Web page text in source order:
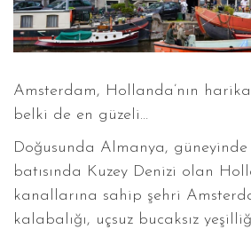
Amsterdam, Hollanda’nın
belki de en güzeli…
Doğusunda Almanya, güneyinde
batısında Kuzey Denizi olan
kanallarına sahip şehri
kalabalığı, uçsuz bucaksız